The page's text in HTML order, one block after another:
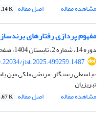
مشاهده مقاله
اصل مقاله K
مفهوم پردازی رفتارهای
دوره 14، شماره 2، تابستان 1404، صفحه
jtst.2025.499259.1487
عباسعلی رستگار، مرتضی ملکی مین
تبریزیان
مشاهده مقاله
اصل مقاله K